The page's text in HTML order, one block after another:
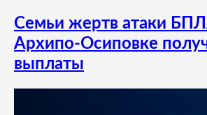
Семьи жертв атаки
Архипо-Осиповке
выплаты